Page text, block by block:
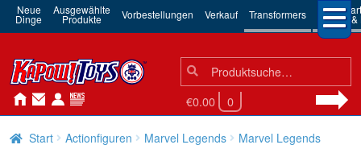
Neue
Dinge
Ausgewählte
Produkte Vorbestellungen Verkauf Transformers 3rd
Robots
Suchen
nach:
Suche
€0.00 0
Start Actionfiguren Marvel Legends
Marvel Legends